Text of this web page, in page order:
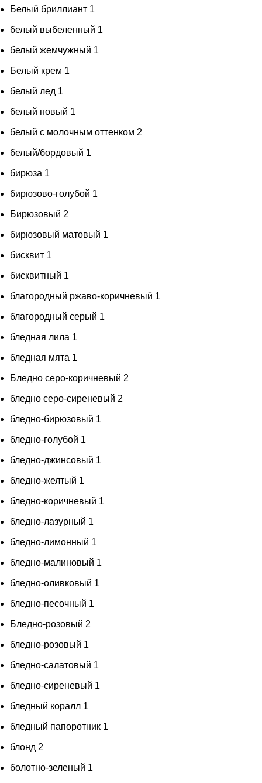
Белый бриллиант 1
белый выбеленный 1
белый жемчужный 1
Белый крем 1
белый лед 1
белый новый 1
белый с молочным оттенком 2
белый/бордовый 1
бирюза 1
бирюзово-голубой 1
Бирюзовый 2
бирюзовый матовый 1
бисквит 1
бисквитный 1
благородный ржаво-коричневый 1
благородный серый 1
бледная лила 1
бледная мята 1
Бледно серо-коричневый 2
бледно серо-сиреневый 2
бледно-бирюзовый 1
бледно-голубой 1
бледно-джинсовый 1
бледно-желтый 1
бледно-коричневый 1
бледно-лазурный 1
бледно-лимонный 1
бледно-малиновый 1
бледно-оливковый 1
бледно-песочный 1
Бледно-розовый 2
бледно-розовый 1
бледно-салатовый 1
бледно-сиреневый 1
бледный коралл 1
бледный папоротник 1
блонд 2
болотно-зеленый 1